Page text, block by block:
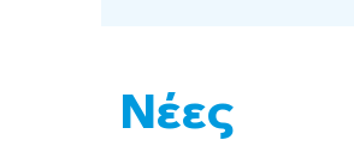
Νέες